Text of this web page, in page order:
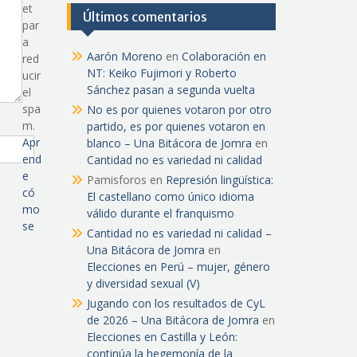
et
par
a
red
ucir
el
spa
m.
Apr
end
e
có
mo
se
Últimos comentarios
Aarón Moreno en Colaboración en
NT: Keiko Fujimori y Roberto
Sánchez pasan a segunda vuelta
No es por quienes votaron por otro
partido, es por quienes votaron en
blanco – Una Bitácora de Jomra en
Cantidad no es variedad ni calidad
Pamisforos en Represión lingüística:
El castellano como único idioma
válido durante el franquismo
Cantidad no es variedad ni calidad –
Una Bitácora de Jomra en
Elecciones en Perú – mujer, género
y diversidad sexual (V)
Jugando con los resultados de CyL
de 2026 – Una Bitácora de Jomra en
Elecciones en Castilla y León:
continúa la hegemonía de la